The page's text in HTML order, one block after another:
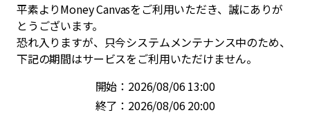
平素よりMoney Canvasをご利用いただき、誠にありが
とうございます。
恐れ入りますが、只今システムメンテナンス中のため、
下記の期間はサービスをご利用いただけません。
開始：2026/08/06 13:00
終了：2026/08/06 20:00